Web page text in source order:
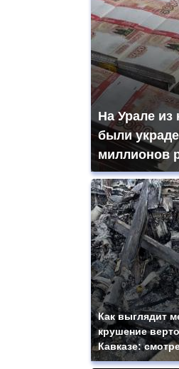
На Урале из
были
миллионов
Как выглядит
крушение
Кавказе: